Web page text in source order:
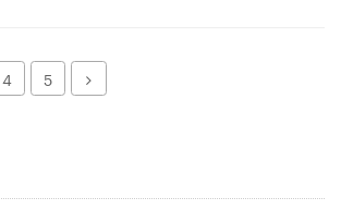
4 5 Далее